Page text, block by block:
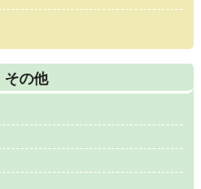
その他